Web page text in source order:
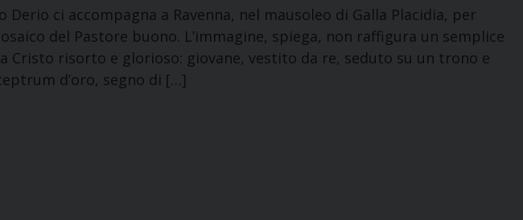
Derio ci accompagna a Ravenna, nel mausoleo di Galla Placidia, per
del Pastore buono. L’immagine, spiega, non raffigura un semplice
Cristo risorto e glorioso: giovane, vestito da re, seduto su un trono e
d’oro, segno di […]